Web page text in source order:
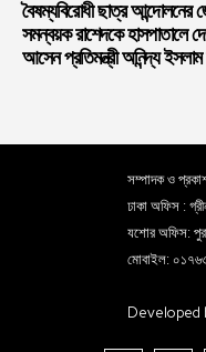
বৈষম্যবিরোধী ছাত্র আন্দোলনের
সমন্বয়ক রাশেদকে হাসপাতালে
আসেন প্রতিমন্ত্রী অনিন্দ্য
সম্পাদক ও
ঢাকা অফিস :
যশোর অফিস:
মোবাইল:
Developed